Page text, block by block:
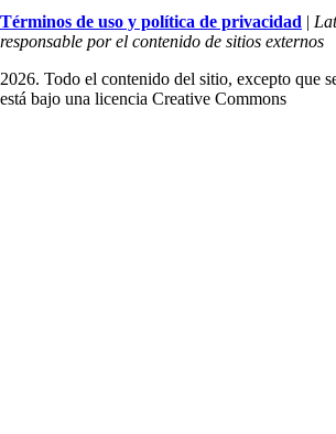
Términos de uso y política de privacidad |
responsable por el contenido de sitios externos
2026. Todo el contenido del sitio, excepto que
está bajo una licencia Creative Commons